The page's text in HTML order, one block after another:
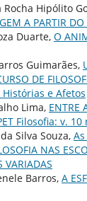
Hipólito
A PARTIR
Duarte, O
Guimarães,
DE
Histórias e Afetos
Lima, ENTRE
Filosofia: v. 10
Silva Souza, As
NAS
VARIADAS
Barros, A